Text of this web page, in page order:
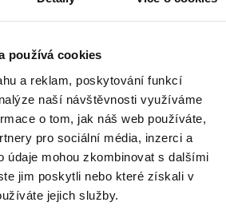
používá cookies
a reklam, poskytování funkcí
naší návštěvnosti využíváme
o tom, jak náš web používáte,
pro sociální média, inzerci a
údaje mohou zkombinovat s dalšími
jim poskytli nebo které získali v
jejich služby.
na svatební cestu či výročí:
a krásné?
rozkvete!